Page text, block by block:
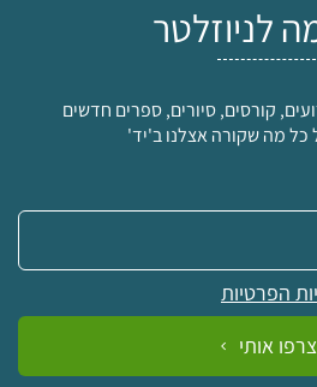
לניוזלטר
קורסים, סיורים, ספרים חדשים
כל מה שקורה אצלנו ב'יד'
הפרטיות
צרפו אותי